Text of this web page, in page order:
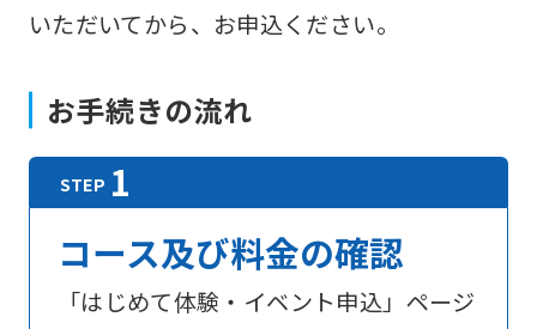
いただいてから、お申込ください。
お手続きの流れ
コース及び料金の確認
「はじめて体験・イベント申込」ページ